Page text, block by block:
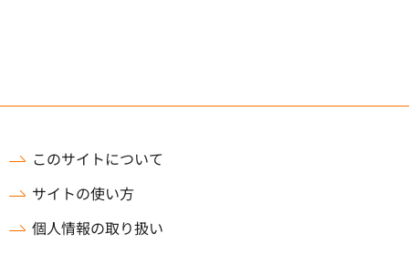
このサイトについて
サイトの使い方
個人情報の取り扱い